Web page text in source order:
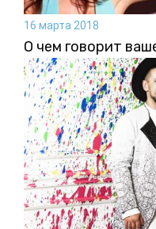
16 марта 2018
О чем говорит